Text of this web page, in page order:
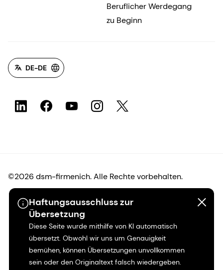
Haftungsausschluss zur
Übersetzung
Diese Seite wurde mithilfe von KI automatisch
übersetzt. Obwohl wir uns um Genauigkeit
bemühen, können Übersetzungen unvollkommen
sein oder den Originaltext falsch wiedergeben.
Beruflicher Werdegang
zu Beginn
DE-DE
©2026 dsm-firmenich. Alle Rechte vorbehalten.
Hinweis zum Datenschutz
Bedingungen für die Nutzung
Bedingungen und Konditionen